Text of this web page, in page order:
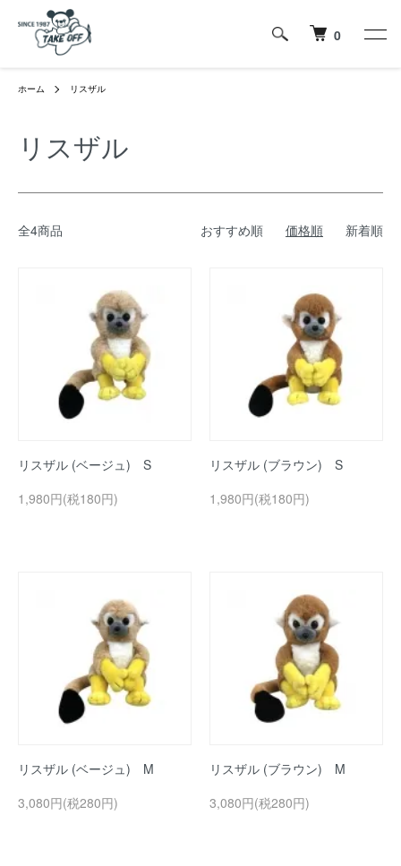
0
ホーム リスザル
リスザル
全4商品 おすすめ順 価格順 新着順
リスザル (ベージュ) S
1,980円(税180円)
リスザル (ブラウン) S
1,980円(税180円)
リスザル (ベージュ) M
3,080円(税280円)
リスザル (ブラウン) M
3,080円(税280円)